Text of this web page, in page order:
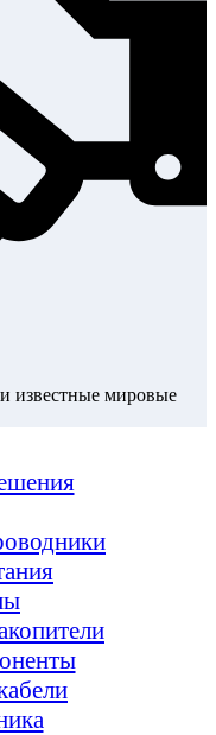
известные мировые